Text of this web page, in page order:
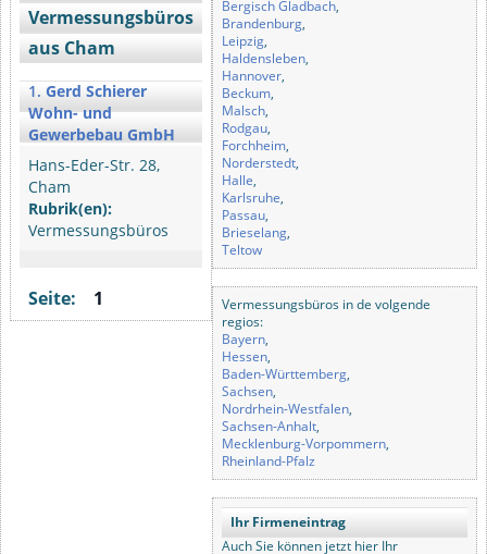
Vermessungsbüros
aus Cham
1. Gerd Schierer
Wohn- und
Gewerbebau GmbH
Hans-Eder-Str. 28,
Cham
Rubrik(en):
Vermessungsbüros
Seite: 1
Bergisch Gladbach,
Brandenburg,
Leipzig,
Haldensleben,
Hannover,
Beckum,
Malsch,
Rodgau,
Forchheim,
Norderstedt,
Halle,
Karlsruhe,
Passau,
Brieselang,
Teltow
Vermessungsbüros in de volgende
regios:
Bayern,
Hessen,
Baden-Württemberg,
Sachsen,
Nordrhein-Westfalen,
Sachsen-Anhalt,
Mecklenburg-Vorpommern,
Rheinland-Pfalz
Ihr Firmeneintrag
Auch Sie können jetzt hier Ihr